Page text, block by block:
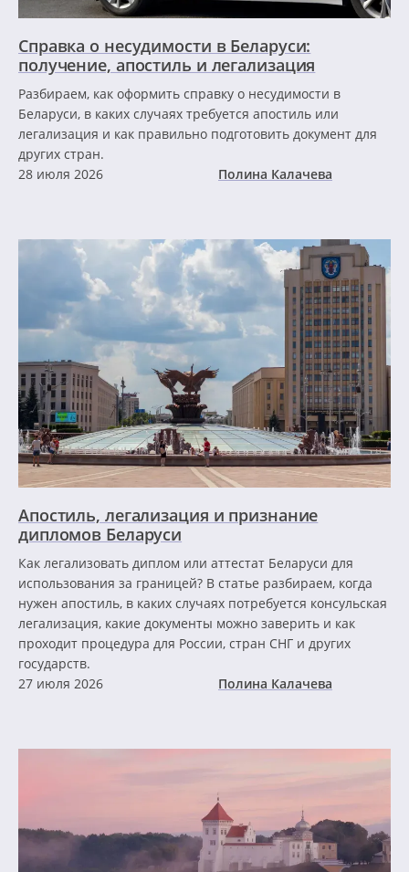
Справка о несудимости в Беларуси:
получение, апостиль и легализация
Разбираем, как оформить справку о несудимости в
Беларуси, в каких случаях требуется апостиль или
легализация и как правильно подготовить документ для
других стран.
28 июля 2026
Полина Калачева
Апостиль, легализация и признание
дипломов Беларуси
Как легализовать диплом или аттестат Беларуси для
использования за границей? В статье разбираем, когда
нужен апостиль, в каких случаях потребуется консульская
легализация, какие документы можно заверить и как
проходит процедура для России, стран СНГ и других
государств.
27 июля 2026
Полина Калачева